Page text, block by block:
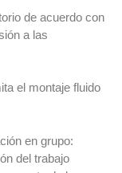
de acuerdo con
a las
el montaje fluido
en grupo:
del trabajo